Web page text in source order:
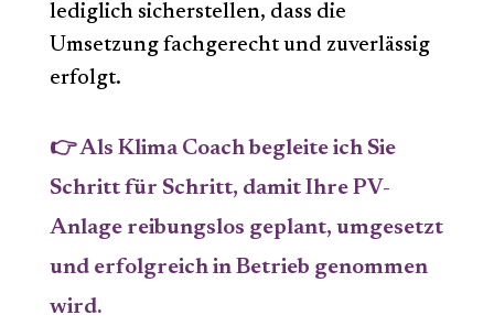
lediglich sicherstellen, dass die
Umsetzung fachgerecht und zuverlässig
erfolgt.
👉 Als Klima Coach begleite ich Sie
Schritt für Schritt, damit Ihre PV-
Anlage reibungslos geplant, umgesetzt
und erfolgreich in Betrieb genommen
wird.